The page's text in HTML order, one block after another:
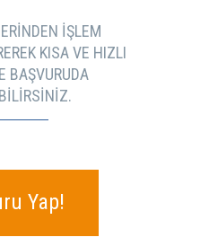
IŞLEM
KISA VE HIZLI
BAŞVURUDA
Yap!